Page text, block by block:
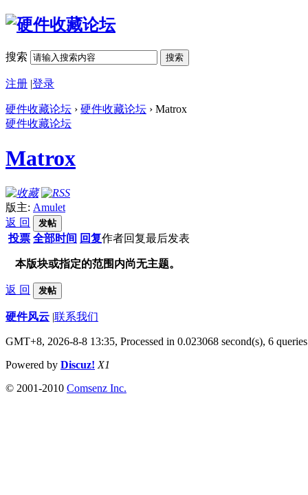
搜索 搜索
注册 |登录
硬件收藏论坛 › 硬件收藏论坛 › Matrox
硬件收藏论坛
Matrox
版主: Amulet
返 回
发帖
投票 全部时间 回复作者回复最后发表
本版块或指定的范围内尚无主题。
返 回 发帖
硬件风云 |联系我们
GMT+8, 2026-8-8 13:35, Processed in 0.023068 second(s), 6 queries
Powered by Discuz! X1
© 2001-2010 Comsenz Inc.